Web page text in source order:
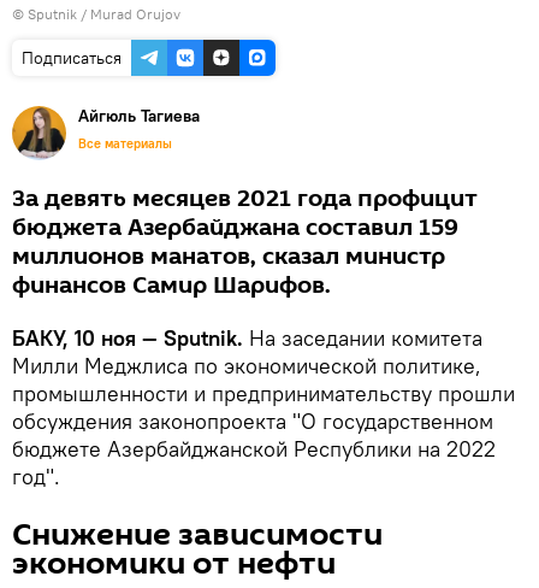
© Sputnik / Murad Orujov
Подписаться
Айгюль Тагиева
Все материалы
За девять месяцев 2021 года профицит
бюджета Азербайджана составил 159
миллионов манатов, сказал министр
финансов Самир Шарифов.
БАКУ, 10 ноя — Sputnik. На заседании комитета
Милли Меджлиса по экономической политике,
промышленности и предпринимательству прошли
обсуждения законопроекта "О государственном
бюджете Азербайджанской Республики на 2022
год".
Снижение зависимости
экономики от нефти